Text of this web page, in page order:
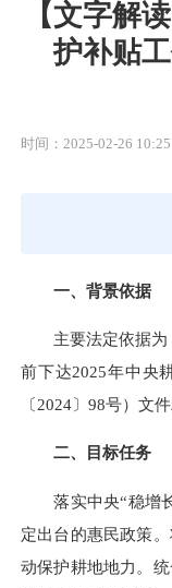
【文字解
护补贴
时间：2025-02-26 10:25
一、背景依据
主要法定依据为
前下达2025年中央
〔2024〕98号）文
二、目标任务
落实中央“稳增长
定出台的惠民政策
动保护耕地地力。